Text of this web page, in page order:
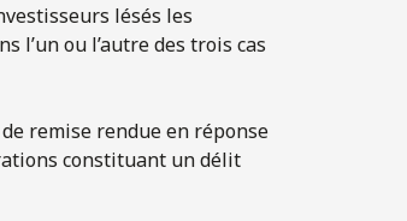
lésés les
l’un ou l’autre des trois cas
remise rendue en réponse
constituant un délit